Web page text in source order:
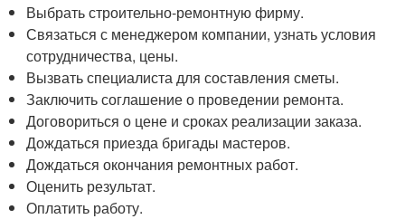
Выбрать строительно-ремонтную фирму.
Связаться с менеджером компании, узнать условия
сотрудничества, цены.
Вызвать специалиста для составления сметы.
Заключить соглашение о проведении ремонта.
Договориться о цене и сроках реализации заказа.
Дождаться приезда бригады мастеров.
Дождаться окончания ремонтных работ.
Оценить результат.
Оплатить работу.